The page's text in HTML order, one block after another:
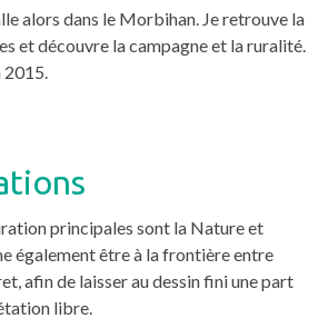
alors dans le Morbihan. Je retrouve la
et découvre la campagne et la ruralité.
2015.
principales sont la Nature et
également être à la frontière entre
afin de laisser au dessin fini une part
libre.